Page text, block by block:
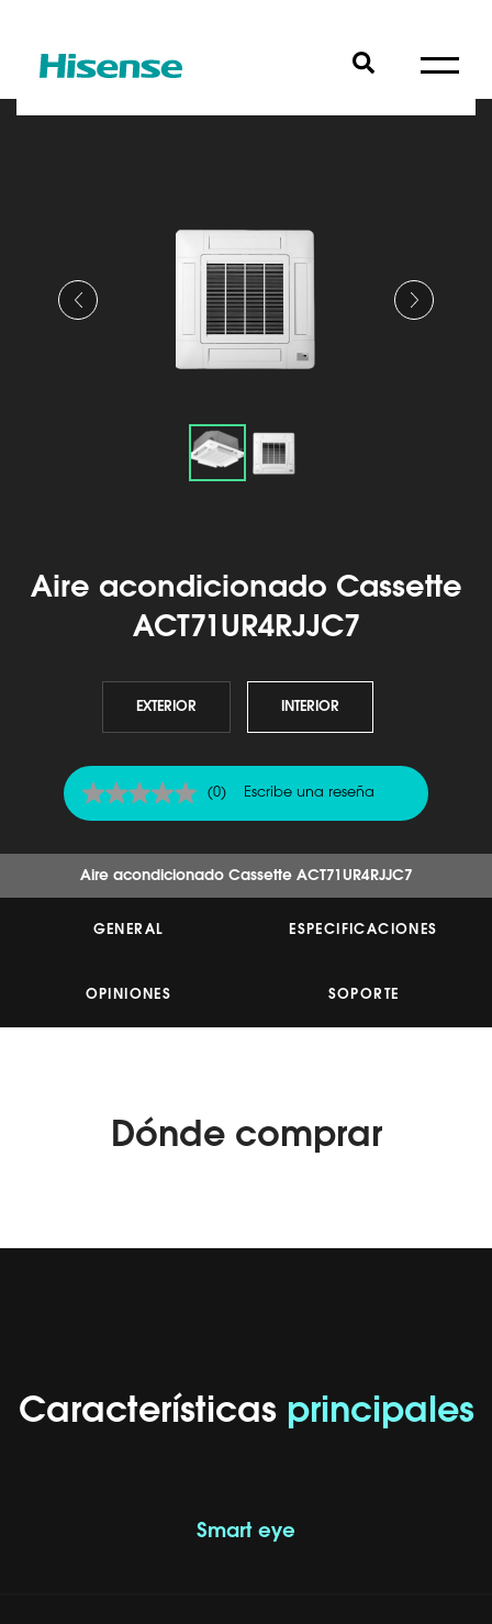
Aire acondicionado Cassette
ACT71UR4RJJC7
EXTERIOR INTERIOR
Sin
puntuación
en
la
(0) Escribe una reseña
Aire acondicionado Cassette ACT71UR4RJJC7
GENERAL ESPECIFICACIONES
OPINIONES SOPORTE
Dónde comprar
Características principales
Smart eye